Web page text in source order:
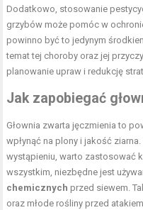
Dodatkowo, stosowanie
grzybów może pomóc w
powinno być to jedynym
temat tej choroby oraz jej
planowanie upraw i redukcję
Jak zapobiegać
Głownia zwarta jęczmienia to
wpłynąć na plony i jakość
wystąpieniu, warto zastosować
wszystkim, niezbędne jest
chemicznych przed siewem.
oraz młode rośliny przed